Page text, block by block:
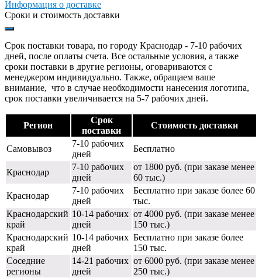
Информация о доставке
Сроки и стоимость доставки
Срок поставки товара, по городу Краснодар - 7-10 рабочих
дней, после оплаты счета. Все остальные условия, а также
сроки поставки в другие регионы, оговариваются с
менеджером индивидуально. Также, обращаем ваше
внимание, что в случае необходимости нанесения логотипа,
срок поставки увеличивается на 5-7 рабочих дней.
Регион
Срок
поставки
Стоимость доставки
Самовывоз
7-10 рабочих
дней
Бесплатно
Краснодар
7-10 рабочих
дней
от 1800 руб. (при заказе менее
60 тыс.)
Краснодар
7-10 рабочих
дней
Бесплатно при заказе более 60
тыс.
Краснодарский
край
10-14 рабочих
дней
от 4000 руб. (при заказе менее
150 тыс.)
Краснодарский
край
10-14 рабочих
дней
Бесплатно при заказе более
150 тыс.
Соседние
регионы
14-21 рабочих
дней
от 6000 руб. (при заказе менее
250 тыс.)